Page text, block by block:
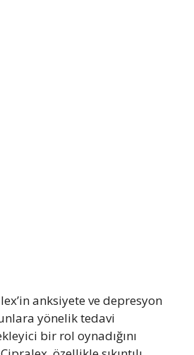
anksiyete ve depresyon
yönelik tedavi
bir rol oynadığını